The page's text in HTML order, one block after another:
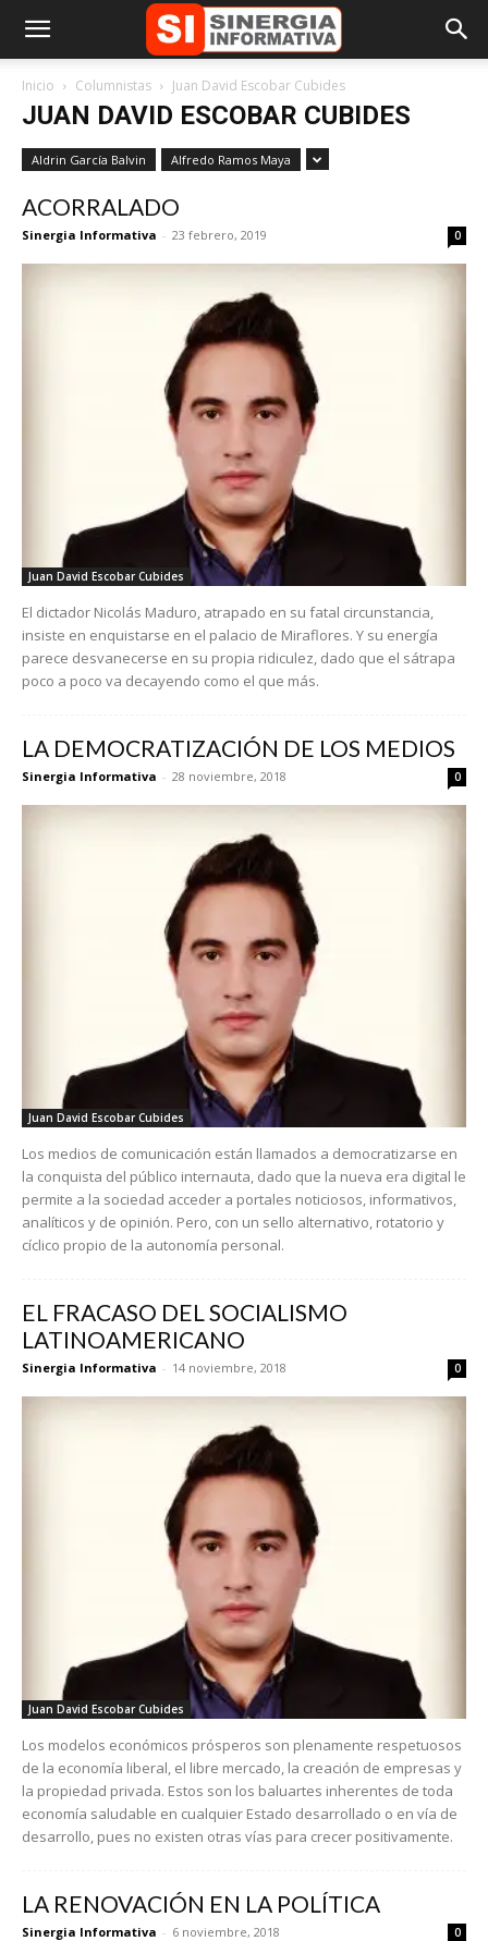
Inicio Columnistas Juan David Escobar Cubides
JUAN DAVID ESCOBAR CUBIDES
Aldrin García Balvin Alfredo Ramos Maya
ACORRALADO
Sinergia Informativa - 23 febrero, 2019 0
Juan David Escobar Cubides
El dictador Nicolás Maduro, atrapado en su fatal circunstancia,
insiste en enquistarse en el palacio de Miraflores. Y su energía
parece desvanecerse en su propia ridiculez, dado que el sátrapa
poco a poco va decayendo como el que más.
LA DEMOCRATIZACIÓN DE LOS MEDIOS
Sinergia Informativa - 28 noviembre, 2018 0
Juan David Escobar Cubides
Los medios de comunicación están llamados a democratizarse en
la conquista del público internauta, dado que la nueva era digital le
permite a la sociedad acceder a portales noticiosos, informativos,
analíticos y de opinión. Pero, con un sello alternativo, rotatorio y
cíclico propio de la autonomía personal.
EL FRACASO DEL SOCIALISMO
LATINOAMERICANO
Sinergia Informativa - 14 noviembre, 2018 0
Juan David Escobar Cubides
Los modelos económicos prósperos son plenamente respetuosos
de la economía liberal, el libre mercado, la creación de empresas y
la propiedad privada. Estos son los baluartes inherentes de toda
economía saludable en cualquier Estado desarrollado o en vía de
desarrollo, pues no existen otras vías para crecer positivamente.
LA RENOVACIÓN EN LA POLÍTICA
Sinergia Informativa - 6 noviembre, 2018 0